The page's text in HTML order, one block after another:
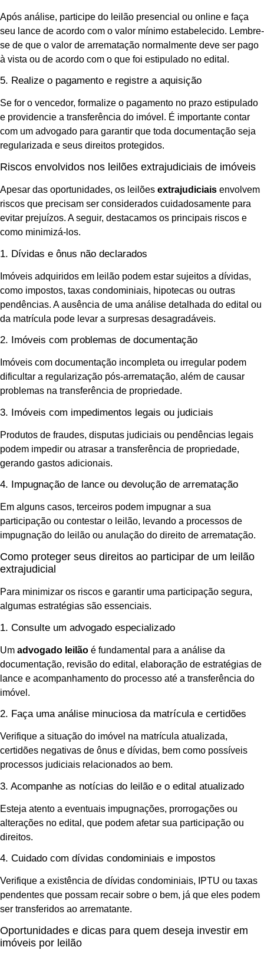
Após análise, participe do leilão presencial ou online e faça
seu lance de acordo com o valor mínimo estabelecido. Lembre-
se de que o valor de arrematação normalmente deve ser pago
à vista ou de acordo com o que foi estipulado no edital.
5. Realize o pagamento e registre a aquisição
Se for o vencedor, formalize o pagamento no prazo estipulado
e providencie a transferência do imóvel. É importante contar
com um advogado para garantir que toda documentação seja
regularizada e seus direitos protegidos.
Riscos envolvidos nos leilões extrajudiciais de imóveis
Apesar das oportunidades, os leilões extrajudiciais envolvem
riscos que precisam ser considerados cuidadosamente para
evitar prejuízos. A seguir, destacamos os principais riscos e
como minimizá-los.
1. Dívidas e ônus não declarados
Imóveis adquiridos em leilão podem estar sujeitos a dívidas,
como impostos, taxas condominiais, hipotecas ou outras
pendências. A ausência de uma análise detalhada do edital ou
da matrícula pode levar a surpresas desagradáveis.
2. Imóveis com problemas de documentação
Imóveis com documentação incompleta ou irregular podem
dificultar a regularização pós-arrematação, além de causar
problemas na transferência de propriedade.
3. Imóveis com impedimentos legais ou judiciais
Produtos de fraudes, disputas judiciais ou pendências legais
podem impedir ou atrasar a transferência de propriedade,
gerando gastos adicionais.
4. Impugnação de lance ou devolução de arrematação
Em alguns casos, terceiros podem impugnar a sua
participação ou contestar o leilão, levando a processos de
impugnação do leilão ou anulação do direito de arrematação.
Como proteger seus direitos ao participar de um leilão
extrajudicial
Para minimizar os riscos e garantir uma participação segura,
algumas estratégias são essenciais.
1. Consulte um advogado especializado
Um advogado leilão é fundamental para a análise da
documentação, revisão do edital, elaboração de estratégias de
lance e acompanhamento do processo até a transferência do
imóvel.
2. Faça uma análise minuciosa da matrícula e certidões
Verifique a situação do imóvel na matrícula atualizada,
certidões negativas de ônus e dívidas, bem como possíveis
processos judiciais relacionados ao bem.
3. Acompanhe as notícias do leilão e o edital atualizado
Esteja atento a eventuais impugnações, prorrogações ou
alterações no edital, que podem afetar sua participação ou
direitos.
4. Cuidado com dívidas condominiais e impostos
Verifique a existência de dívidas condominiais, IPTU ou taxas
pendentes que possam recair sobre o bem, já que eles podem
ser transferidos ao arrematante.
Oportunidades e dicas para quem deseja investir em
imóveis por leilão